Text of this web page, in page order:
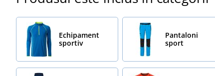
Echipament
sportiv
Pantaloni
sport